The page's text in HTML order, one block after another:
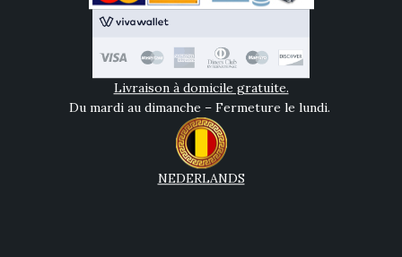
Livraison à domicile gratuite.
Du mardi au dimanche – Fermeture le lundi.
NEDERLANDS